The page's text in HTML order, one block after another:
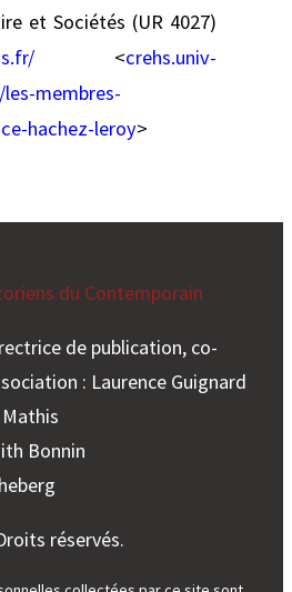
et Sociétés (UR 4027)
<crehs.univ-
membres-
hachez-leroy>
du Contemporain
de publication, co-
: Laurence Guignard
Bonnin
réservés.